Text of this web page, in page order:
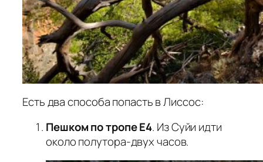
Есть два способа попасть в Лиссос:
Пешком по тропе Е4. Из Суйи идти
около полутора-двух часов.